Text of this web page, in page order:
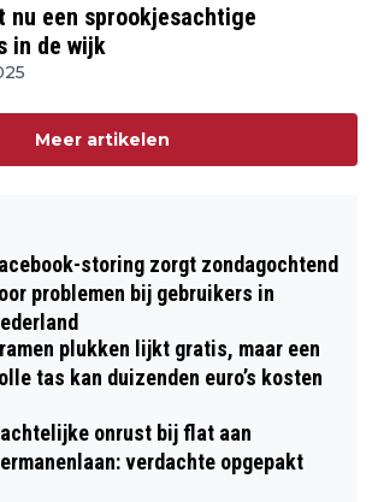
nu een sprookjesachtige
in de wijk
Meer artikelen
storing zorgt zondagochtend
problemen bij gebruikers in
plukken lijkt gratis, maar een
tas kan duizenden euro’s kosten
onrust bij flat aan
verdachte opgepakt